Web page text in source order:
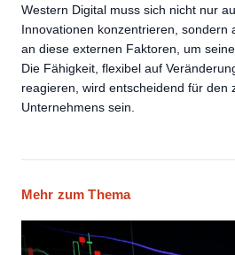
Western Digital muss sich nicht nur
Innovationen konzentrieren, sondern
an diese externen Faktoren, um
Die Fähigkeit, flexibel auf
reagieren, wird entscheidend für den
Unternehmens sein.
Mehr zum Thema